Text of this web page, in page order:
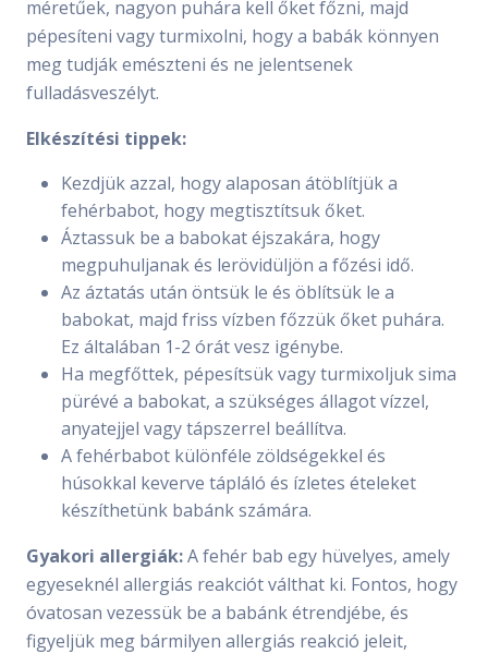
méretűek, nagyon puhára kell őket főzni, majd
pépesíteni vagy turmixolni, hogy a babák könnyen
meg tudják emészteni és ne jelentsenek
fulladásveszélyt.
Elkészítési tippek:
Kezdjük azzal, hogy alaposan átöblítjük a
fehérbabot, hogy megtisztítsuk őket.
Áztassuk be a babokat éjszakára, hogy
megpuhuljanak és lerövidüljön a főzési idő.
Az áztatás után öntsük le és öblítsük le a
babokat, majd friss vízben főzzük őket puhára.
Ez általában 1-2 órát vesz igénybe.
Ha megfőttek, pépesítsük vagy turmixoljuk sima
pürévé a babokat, a szükséges állagot vízzel,
anyatejjel vagy tápszerrel beállítva.
A fehérbabot különféle zöldségekkel és
húsokkal keverve tápláló és ízletes ételeket
készíthetünk babánk számára.
Gyakori allergiák:A fehér bab egy hüvelyes, amely
egyeseknél allergiás reakciót válthat ki. Fontos, hogy
óvatosan vezessük be a babánk étrendjébe, és
figyeljük meg bármilyen allergiás reakció jeleit,